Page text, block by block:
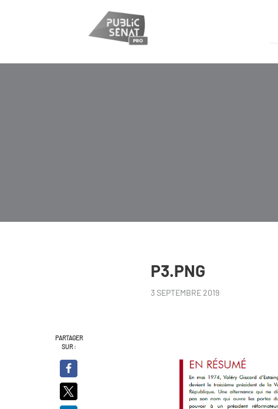
P3.PNG
3 SEPTEMBRE 2019
PARTAGER
SUR :